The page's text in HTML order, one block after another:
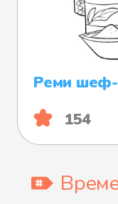
Реми
154